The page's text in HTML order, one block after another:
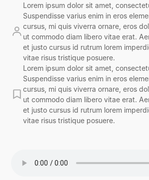
Lorem ipsum dolor sit amet,
Suspendisse varius enim in eros
cursus, mi quis viverra ornare, eros
ut commodo diam libero vitae erat.
et justo cursus id rutrum lorem
vitae risus tristique posuere.
Lorem ipsum dolor sit amet,
Suspendisse varius enim in eros
cursus, mi quis viverra ornare, eros
ut commodo diam libero vitae erat.
et justo cursus id rutrum lorem
vitae risus tristique posuere.